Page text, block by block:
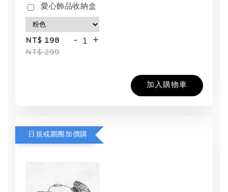
愛心飾品收納盒
NT$ 198
NT$ 299
- +
加入購物車
日規戒圍圈加價購